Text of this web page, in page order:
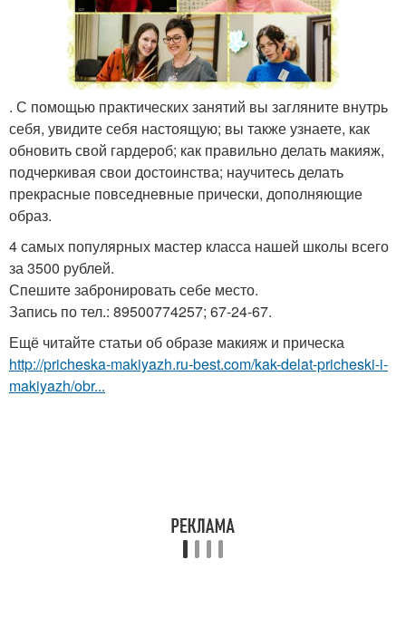
. С помощью практических занятий вы загляните внутрь
себя, увидите себя настоящую; вы также узнаете, как
обновить свой гардероб; как правильно делать макияж,
подчеркивая свои достоинства; научитесь делать
прекрасные повседневные прически, дополняющие
образ.
4 самых популярных мастер класса нашей школы всего
за 3500 рублей.
Спешите забронировать себе место.
Запись по тел.: 89500774257; 67-24-67.
Ещё читайте статьи об образе макияж и прическа
http://pricheska-makiyazh.ru-best.com/kak-delat-pricheski-i-
makiyazh/obr...